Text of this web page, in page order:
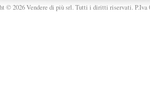
© 2026 Vendere di più srl. Tutti i diritti riservati. P.Iva